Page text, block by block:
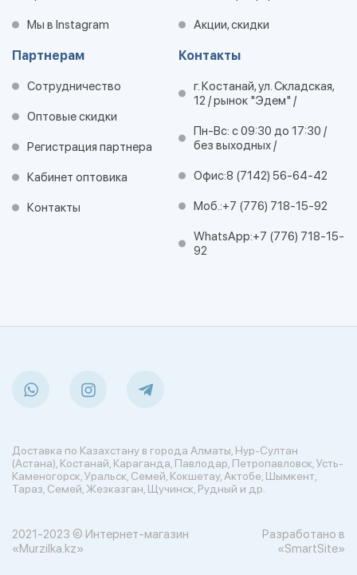
Мы в Instagram Акции, скидки
Партнерам
Сотрудничество
Оптовые скидки
Регистрация партнера
Кабинет оптовика
Контакты
Контакты
г. Костанай, ул. Складская,
12 / рынок "Эдем" /
Пн-Вс: с 09:30 до 17:30 /
без выходных /
Офис:8 (7142) 56-64-42
Моб.:+7 (776) 718-15-92
WhatsApp:+7 (776) 718-15-
92
Доставка по Казахстану в города Алматы, Нур-Султан
(Астана), Костанай, Караганда, Павлодар, Петропавловск, Усть-
Каменогорск, Уральск, Семей, Кокшетау, Актобе, Шымкент,
Тараз, Семей, Жезказган, Щучинск, Рудный и др.
2021-2023 © Интернет-магазин
«Murzilka.kz»
Разработано в
«SmartSite»